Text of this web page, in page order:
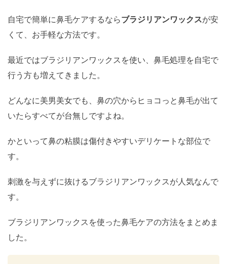
自宅で簡単に鼻毛ケアするならブラジリアンワックスが安
くて、お手軽な方法です。
最近ではブラジリアンワックスを使い、鼻毛処理を自宅で
行う方も増えてきました。
どんなに美男美女でも、鼻の穴からヒョコっと鼻毛が出て
いたらすべてが台無しですよね。
かといって鼻の粘膜は傷付きやすいデリケートな部位で
す。
刺激を与えずに抜けるブラジリアンワックスが人気なんで
す。
ブラジリアンワックスを使った鼻毛ケアの方法をまとめま
した。